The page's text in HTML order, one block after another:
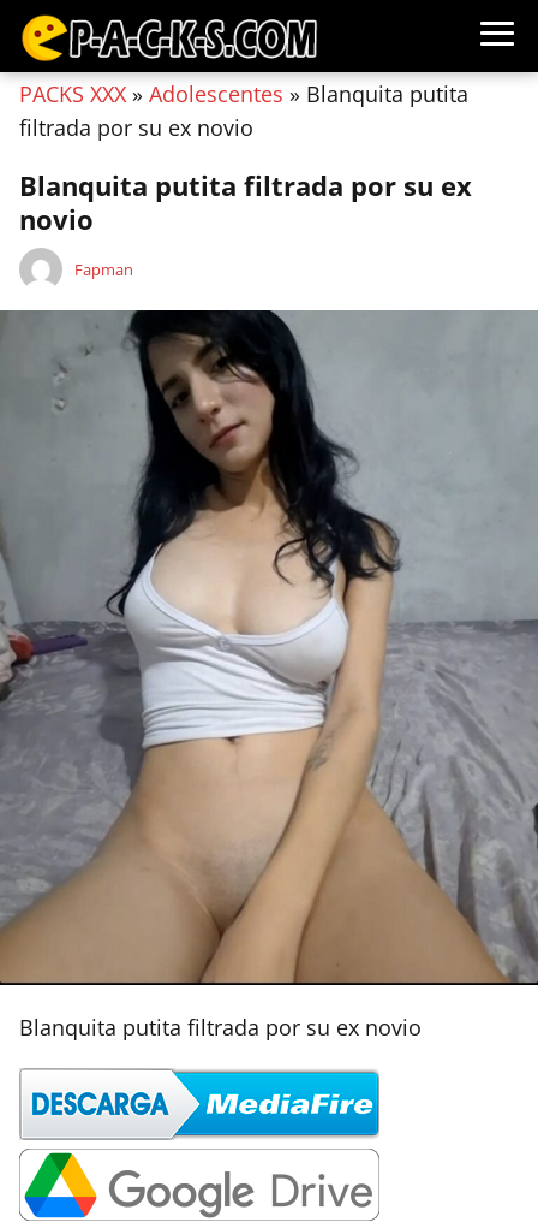
PACKS XXX » Adolescentes » Blanquita putita
filtrada por su ex novio
Blanquita putita filtrada por su ex
novio
Fapman
Blanquita putita filtrada por su ex novio